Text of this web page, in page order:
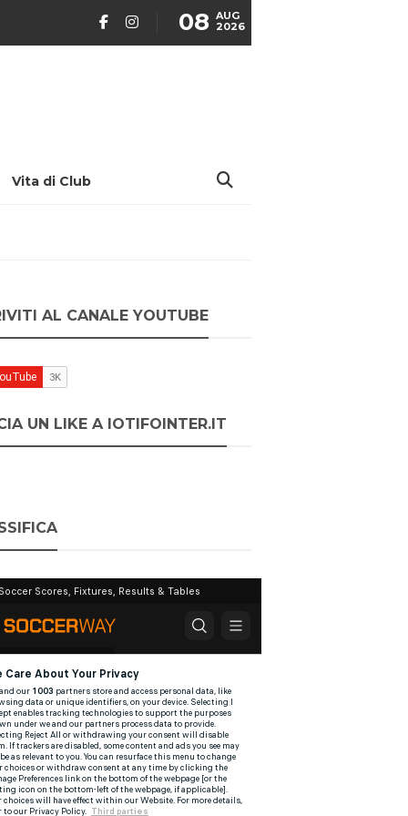
08 AUG
2026
Vita di Club
AL CANALE YOUTUBE
UN LIKE A IOTIFOINTER.IT